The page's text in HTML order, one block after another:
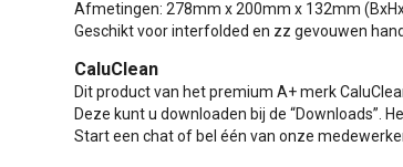
Afmetingen: 278mm x 200mm x 132mm
Geschikt voor interfolded en zz gevouwen
CaluClean
Dit product van het premium A+ merk
Deze kunt u downloaden bij de “Downloads”.
Start een chat of bel één van onze